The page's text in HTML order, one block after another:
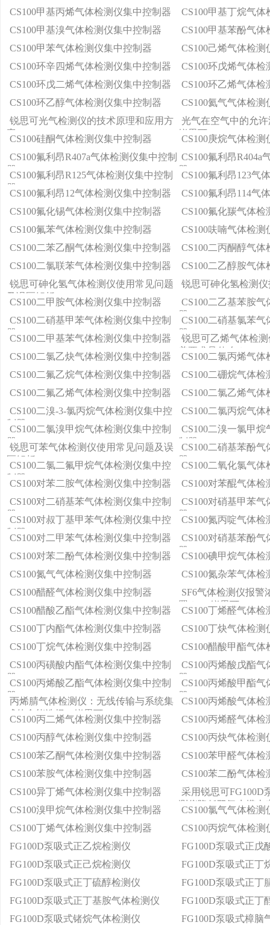
CS100甲基丙烯气体检测仪集中控制器
CS100甲基丁烷气
CS100甲基溴气体检测仪集中控制器
CS100甲基苯酚气
CS100甲苯气体检测仪集中控制器
CS100己烯气体检测
CS100环辛四烯气体检测仪集中控制器
CS100环戊烯气体
CS100环戊二烯气体检测仪集中控制器
CS100环乙烯气体
CS100环乙醇气体检测仪集中控制器
CS100氦气气体检测
锐思可光气检测仪的技术原理和应用方
案
光气在空气中的允
锐思可
CS100硅酮气体检测仪集中控制器
CS100庚烷气体检测
CS100氟利昂R407a气体检测仪集中控制
器
CS100氟利昂R404a
器
CS100氟利昂R125气体检测仪集中控制
器
CS100氟利昂123气
CS100氟利昂12气体检测仪集中控制器
CS100氟利昂114气
CS100氟化锡气体检测仪集中控制器
CS100氟化羰气体
CS100氟苯气体检测仪集中控制器
CS100呋喃气体检测
CS100二苯乙酮气体检测仪集中控制器
CS100二丙酮醇气
CS100二氯联苯气体检测仪集中控制器
CS100二乙醇胺气
锐思可砷化氢气体检测仪使用常见问题
及误区解析
锐思可砷化氢检测
CS100二甲胺气体检测仪集中控制器
CS100二乙基苯胺
器
CS100二硝基甲苯气体检测仪集中控制
器
CS100二硝基氯苯
器
CS100二甲基苯气体检测仪集中控制器
锐思可乙烯气体检
养要求是什么？
CS100二氯乙炔气体检测仪集中控制器
CS100二氯丙烯气
CS100二氟乙烷气体检测仪集中控制器
CS100二硼烷气体
CS100二氟乙烯气体检测仪集中控制器
CS100二氯乙烯气
CS100二溴-3-氯丙烷气体检测仪集中控
制器
CS100二氯丙烷气
CS100二氯溴甲烷气体检测仪集中控制
器
CS100二溴一氯甲
制器
锐思可苯气体检测仪使用常见问题及误
区解析
CS100二硝基苯酚
器
CS100二氯二氟甲烷气体检测仪集中控
制器
CS100二氧化氯气
CS100对苯二胺气体检测仪集中控制器
CS100对苯醌气体
CS100对二硝基苯气体检测仪集中控制
器
CS100对硝基甲苯
器
CS100对叔丁基甲苯气体检测仪集中控
制器
CS100氮丙啶气体
CS100对二甲苯气体检测仪集中控制器
CS100对硝基苯酚
器
CS100对苯二酚气体检测仪集中控制器
CS100碘甲烷气体
CS100氮气气体检测仪集中控制器
CS100氮杂苯气体
CS100醋醛气体检测仪集中控制器
SF6气体检测仪报警
置？-—锐思可
CS100醋酸乙酯气体检测仪集中控制器
CS100丁烯醛气体
CS100丁内酯气体检测仪集中控制器
CS100丁炔气体检测
CS100丁烷气体检测仪集中控制器
CS100醋酸甲酯气
CS100丙磺酸内酯气体检测仪集中控制
器
CS100丙烯酸戊酯
器
CS100丙烯酸乙酯气体检测仪集中控制
器
CS100丙烯酸甲酯
器
丙烯腈气体检测仪：无线传输与系统集
成的全能选择—锐思可
CS100丙烯酸气体
CS100丙二烯气体检测仪集中控制器
CS100丙烯醛气体
CS100丙醇气体检测仪集中控制器
CS100丙炔气体检测
CS100苯乙酮气体检测仪集中控制器
CS100苯甲醛气体
CS100苯胺气体检测仪集中控制器
CS100苯二酚气体
CS100异丁烯气体检测仪集中控制器
采用锐思可FG100D
测仪降低双氧水塔火
CS100溴甲烷气体检测仪集中控制器
CS100氯气气体检测
CS100丁烯气体检测仪集中控制器
CS100丙烷气体检测
FG100D泵吸式正乙烷检测仪
FG100D泵吸式正戊
FG100D泵吸式正己烷检测仪
FG100D泵吸式正丁
FG100D泵吸式正丁硫醇检测仪
FG100D泵吸式正丁
FG100D泵吸式正丁基胺气体检测仪
FG100D泵吸式正丁
FG100D泵吸式锗烷气体检测仪
FG100D泵吸式樟脑